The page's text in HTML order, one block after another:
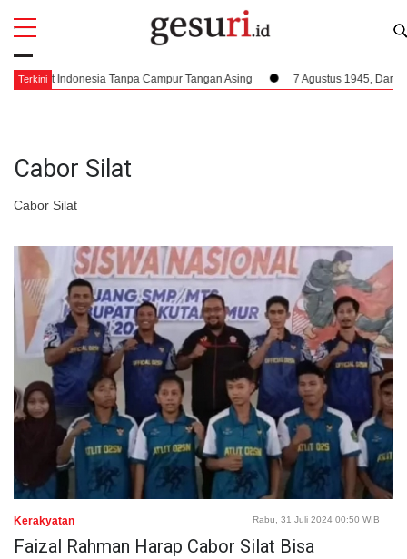
Terkini
Indonesia Tanpa Campur Tangan Asing 7 Agustus 1945, Dampak
Cabor Silat
Cabor Silat
All
Kerakyatan Rabu, 31 Juli 2024 00:50 WIB
Faizal Rahman Harap Cabor Silat Bisa